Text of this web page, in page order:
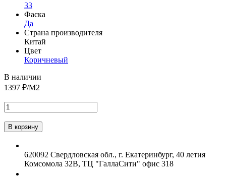
33
Фаска
Да
Страна производителя
Китай
Цвет
Коричневый
В наличии
1397 ₽/М2
620092 Свердловская обл., г. Екатеринбург, 40 летия
Комсомола 32В, ТЦ "ГаллаСити" офис 318